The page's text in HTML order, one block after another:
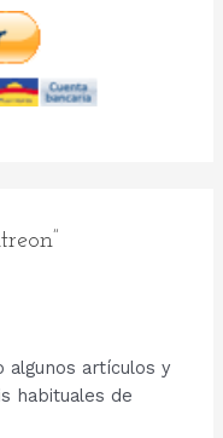
algunos artículos y
habituales de